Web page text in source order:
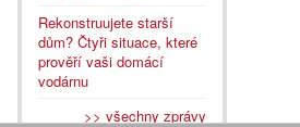
Rekonstruujete starší
dům? Čtyři situace, které
prověří vaši domácí
vodárnu
>> všechny zprávy